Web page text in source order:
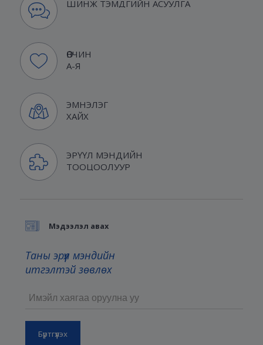
ШИНЖ ТЭМДГИЙН АСУУЛГА
ӨВЧИН
А-Я
ЭМНЭЛЭГ
ХАЙХ
ЭРҮҮЛ МЭНДИЙН
ТООЦООЛУУР
Мэдээлэл авах
Таны эрүүл мэндийн
итгэлтэй зөвлөх